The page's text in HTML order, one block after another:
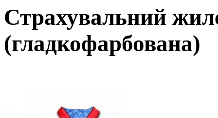
Страхувальний
(гладкофарбована)